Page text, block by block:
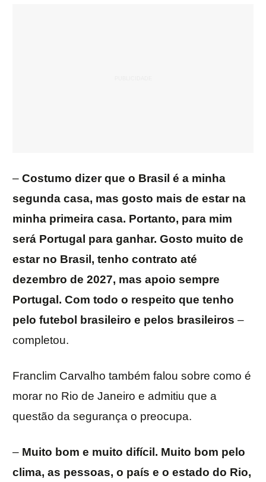
– Costumo dizer que o Brasil é a minha
segunda casa, mas gosto mais de estar na
minha primeira casa. Portanto, para mim
será Portugal para ganhar. Gosto muito de
estar no Brasil, tenho contrato até
dezembro de 2027, mas apoio sempre
Portugal. Com todo o respeito que tenho
pelo futebol brasileiro e pelos brasileiros –
completou.
Franclim Carvalho também falou sobre como é
morar no Rio de Janeiro e admitiu que a
questão da segurança o preocupa.
– Muito bom e muito difícil. Muito bom pelo
clima, as pessoas, o país e o estado do Rio,